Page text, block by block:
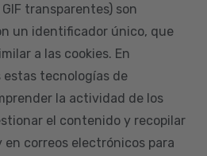
transparentes) son
un identificador único, que
a las cookies. En
tecnologías de
la actividad de los
el contenido y recopilar
correos electrónicos para